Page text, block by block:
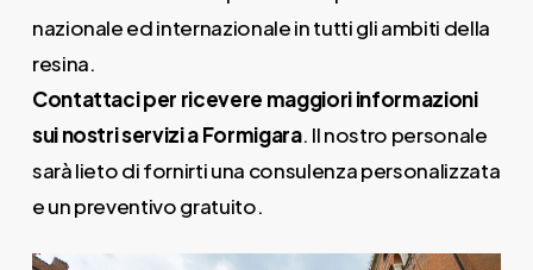
nazionale ed internazionale in tutti gli ambiti della
resina.
Contattaci per ricevere maggiori informazioni
sui nostri servizi a Formigara. Il nostro personale
sarà lieto di fornirti una consulenza personalizzata
e un preventivo gratuito.